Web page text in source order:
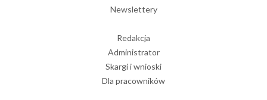
Newslettery
Redakcja
Administrator
Skargi i wnioski
Dla pracowników